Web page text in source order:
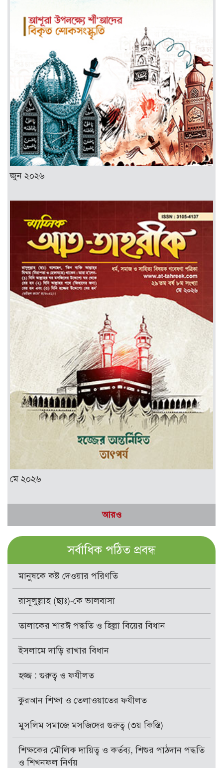
জুন ২০২৬
মে ২০২৬
আরও
সর্বাধিক পঠিত প্রবন্ধ
মানুষকে কষ্ট দেওয়ার পরিণতি
রাসূলুল্লাহ (ছাঃ)-কে ভালবাসা
তালাকের শারঈ পদ্ধতি ও হিল্লা বিয়ের বিধান
ইসলামে দাড়ি রাখার বিধান
হজ্জ : গুরুত্ব ও ফযীলত
কুরআন শিক্ষা ও তেলাওয়াতের ফযীলত
মুসলিম সমাজে মসজিদের গুরুত্ব (৩য় কিস্তি)
শিক্ষকের মৌলিক দায়িত্ব ও কর্তব্য, শিশুর পাঠদান পদ্ধতি
ও শিখনফল নির্ণয়